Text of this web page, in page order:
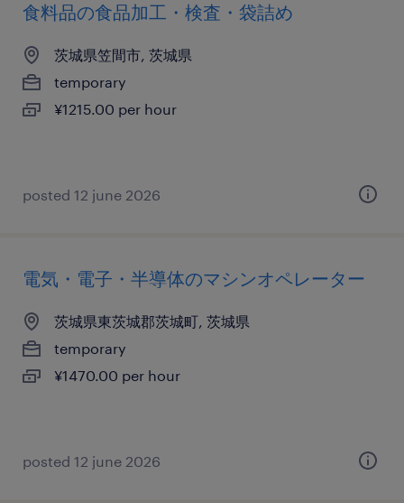
食料品の食品加工・検査・袋詰め
茨城県笠間市, 茨城県
temporary
¥1215.00 per hour
posted 12 june 2026
電気・電子・半導体のマシンオペレーター
茨城県東茨城郡茨城町, 茨城県
temporary
¥1470.00 per hour
posted 12 june 2026